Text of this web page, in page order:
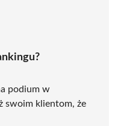
podium w
swoim klientom, że